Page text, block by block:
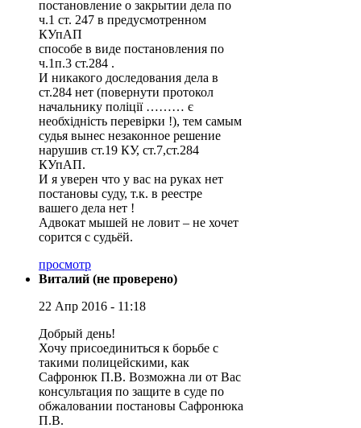
постановление о закрытии дела по
ч.1 ст. 247 в предусмотренном
КУпАП
способе в виде постановления по
ч.1п.3 ст.284 .
И никакого доследования дела в
ст.284 нет (повернути протокол
начальнику поліції ……… є
необхідність перевірки !), тем самым
судья вынес незаконное решение
нарушив ст.19 КУ, ст.7,ст.284
КУпАП.
И я уверен что у вас на руках нет
постановы суду, т.к. в реестре
вашего дела нет !
Адвокат мышей не ловит – не хочет
сорится с судьёй.
просмотр
Виталий (не проверено)
22 Апр 2016 - 11:18
Добрый день!
Хочу присоединиться к борьбе с
такими полицейскими, как
Сафронюк П.В. Возможна ли от Вас
консультация по защите в суде по
обжаловании постановы Сафронюка
П.В.